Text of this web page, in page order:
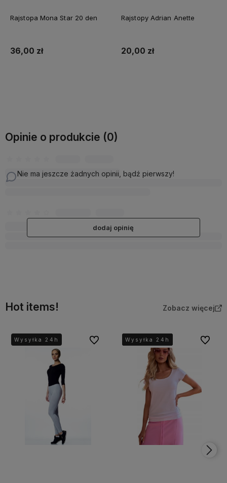
Rajstopy Adrian Anette
20,00 zł
Rajstopy Adrian Dottie 20den
19,00 zł
Opinie o produkcie (0)
Nie ma jeszcze żadnych opinii, bądź pierwszy!
dodaj opinię
Hot items! Zobacz więcej
Wysyłka 24h Do ulubionychWysyłka 24h
Wysyłka 24h
Wysyłka 24h Do